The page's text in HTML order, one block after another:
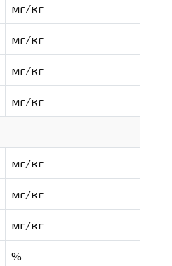
мг/кг
мг/кг
мг/кг
мг/кг
мг/кг
мг/кг
мг/кг
%